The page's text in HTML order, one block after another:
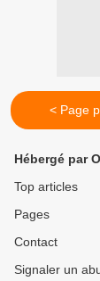
< Page
Hébergé par
Top articles
Pages
Contact
Signaler un